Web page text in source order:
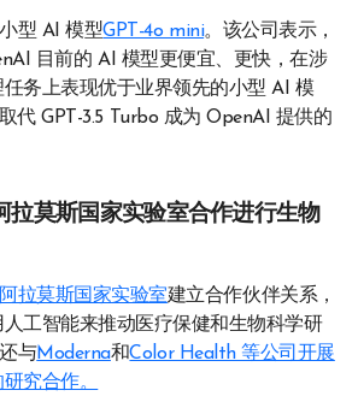
型 AI 模型GPT-4o mini。该公司表示，
目前的 AI 模型更便宜、更快，在涉
务上表现优于业界领先的小型 AI 模
代 GPT-3.5 Turbo 成为 OpenAI 提供的
莫斯国家实验室合作进行生物
拉莫斯国家实验室建立合作伙伴关系，
工智能来推动医疗保健和生物科学研
与Moderna和Color Health 等公司开展
究合作。